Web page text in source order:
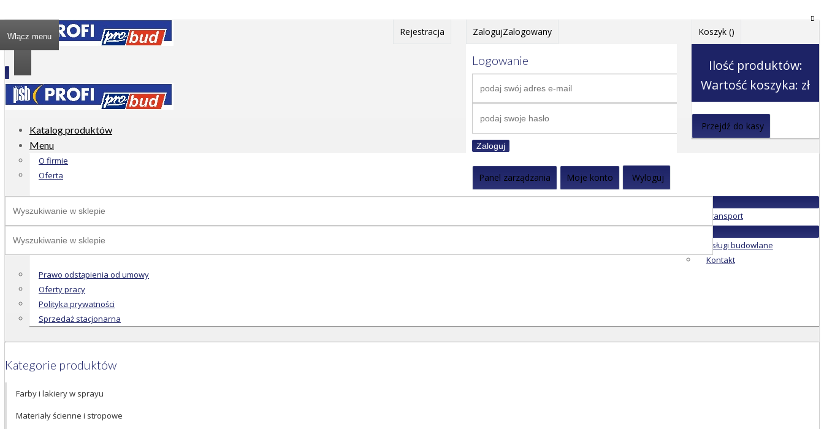
Rejestracja ZalogujZalogowany
Logowanie
Zaloguj
Panel zarządzania Moje konto Wyloguj
Koszyk ()
Ilość produktów:
Wartość koszyka: zł
Przejdź do kasy
Włącz menu
Katalog produktów
Menu
O firmie
Oferta
Transport
Usługi budowlane
Kontakt
Prawo odstąpienia od umowy
Oferty pracy
Polityka prywatności
Sprzedaż stacjonarna
Kategorie produktów
Farby i lakiery w sprayu
Materiały ścienne i stropowe